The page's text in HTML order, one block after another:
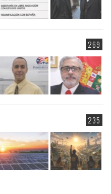
269
235